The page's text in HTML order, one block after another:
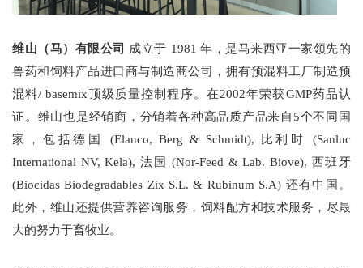
维山（马）有限公司
成立于 1981 年，是马来西亚一家领先的
兽药和饲料产品进口商与制造商公司，拥有预混料工厂制造预
混料/ basemix顶级质量控制程序。在2002年荣获GMP药品认
证。维山也是经销商，分销着各种高品质产品来自5个不同国
家，包括德国 (Elanco, Berg & Schmidt), 比利时 (Sanluc
International NV, Kela), 法国 (Nor-Feed & Lab. Biove), 西班牙
(Biocidas Biodegradables Zix S.L. & Rubinum S.A) 还有中国。
此外，维山还提供营养咨询服务，饲料配方和技术服务，尽最
大的努力于畜牧业。